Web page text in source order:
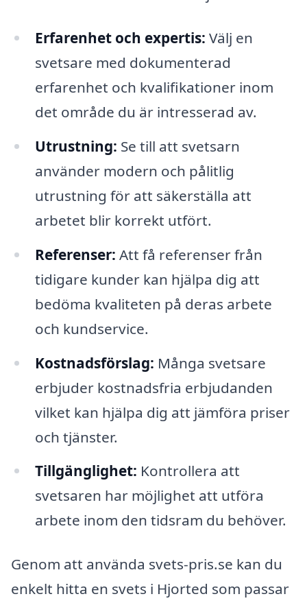
Erfarenhet och expertis: Välj en
svetsare med dokumenterad
erfarenhet och kvalifikationer inom
det område du är intresserad av.
Utrustning: Se till att svetsarn
använder modern och pålitlig
utrustning för att säkerställa att
arbetet blir korrekt utfört.
Referenser: Att få referenser från
tidigare kunder kan hjälpa dig att
bedöma kvaliteten på deras arbete
och kundservice.
Kostnadsförslag: Många svetsare
erbjuder kostnadsfria erbjudanden
vilket kan hjälpa dig att jämföra priser
och tjänster.
Tillgänglighet: Kontrollera att
svetsaren har möjlighet att utföra
arbete inom den tidsram du behöver.
Genom att använda svets-pris.se kan du
enkelt hitta en svets i Hjorted som passar